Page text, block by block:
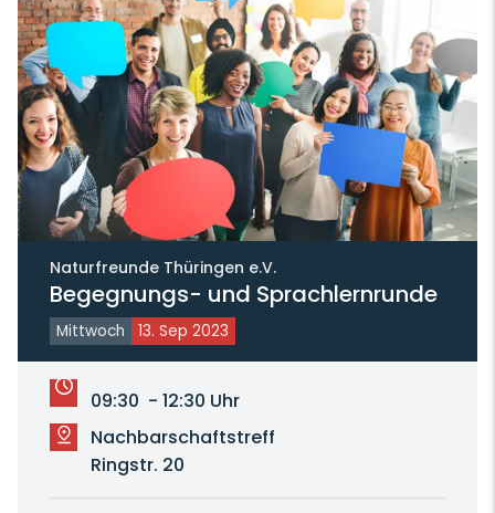
Naturfreunde Thüringen e.V.
Begegnungs- und Sprachlernrunde
Mittwoch 13. Sep 2023
09:30 - 12:30 Uhr
Nachbarschaftstreff
Ringstr. 20